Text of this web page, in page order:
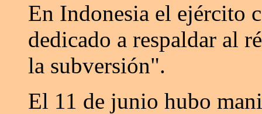
En Indonesia el ejército
dedicado a respaldar al
la subversión".
El 11 de junio hubo